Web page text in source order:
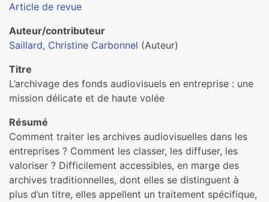
Article de revue
Auteur/contributeur
Saillard, Christine Carbonnel (Auteur)
Titre
L’archivage des fonds audiovisuels en entreprise : une
mission délicate et de haute volée
Résumé
Comment traiter les archives audiovisuelles dans les
entreprises ? Comment les classer, les diffuser, les
valoriser ? Difficilement accessibles, en marge des
archives traditionnelles, dont elles se distinguent à
plus d’un titre, elles appellent un traitement spécifique,